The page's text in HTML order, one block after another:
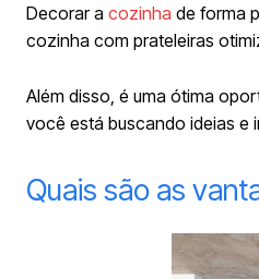
Decorar a cozinha de forma
cozinha com prateleiras
Além disso, é uma ótima
você está buscando ideias e
Quais são as